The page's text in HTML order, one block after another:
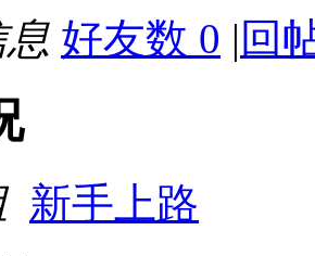
好友数 0 | 回
新手上路